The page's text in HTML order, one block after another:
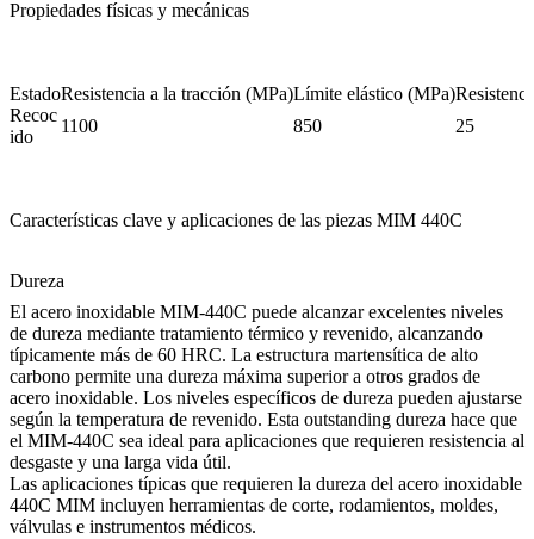
Propiedades físicas y mecánicas
EstadoResistencia a la tracción (MPa)Límite elástico (MPa)
Recoc
ido
1100 850 25
Características clave y aplicaciones de las piezas MIM 440C
Dureza
El acero inoxidable MIM-440C puede alcanzar excelentes niveles
de dureza mediante tratamiento térmico y revenido, alcanzando
típicamente más de 60 HRC. La estructura martensítica de alto
carbono permite una dureza máxima superior a otros grados de
acero inoxidable. Los niveles específicos de dureza pueden ajustarse
según la temperatura de revenido. Esta outstanding dureza hace que
el MIM-440C sea ideal para aplicaciones que requieren resistencia al
desgaste y una larga vida útil.
Las aplicaciones típicas que requieren la dureza del acero inoxidable
440C MIM incluyen herramientas de corte, rodamientos, moldes,
válvulas e instrumentos médicos.